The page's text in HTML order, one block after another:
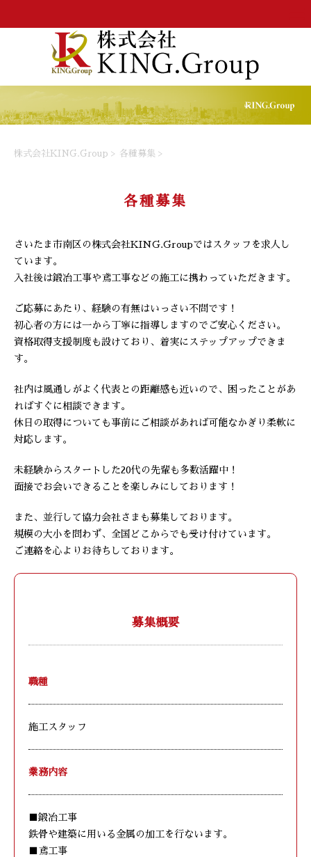
株式会社KING.Group > 各種募集 >
各種募集
さいたま市南区の株式会社KING.Groupではスタッフを求人し
ています。
入社後は鍛冶工事や鳶工事などの施工に携わっていただきます。
ご応募にあたり、経験の有無はいっさい不問です！
初心者の方には一から丁寧に指導しますのでご安心ください。
資格取得支援制度も設けており、着実にステップアップできま
す。
社内は風通しがよく代表との距離感も近いので、困ったことがあ
ればすぐに相談できます。
休日の取得についても事前にご相談があれば可能なかぎり柔軟に
対応します。
未経験からスタートした20代の先輩も多数活躍中！
面接でお会いできることを楽しみにしております！
また、並行して協力会社さまも募集しております。
規模の大小を問わず、全国どこからでも受け付けています。
ご連絡を心よりお待ちしております。
募集概要
職種
施工スタッフ
業務内容
■鍛冶工事
鉄骨や建築に用いる金属の加工を行ないます。
■鳶工事